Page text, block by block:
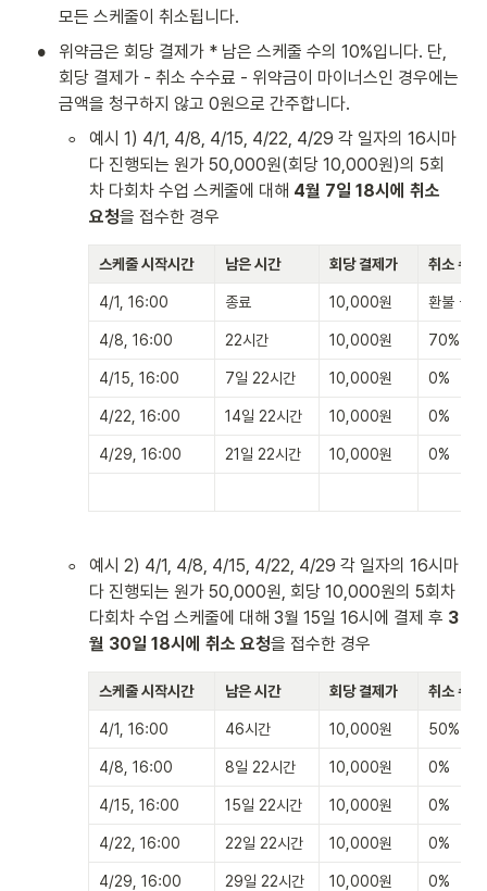
모든 스케줄이 취소됩니다.
•
위약금은 회당 결제가 * 남은 스케줄 수의 10%입니다. 단,
회당 결제가 - 취소 수수료 - 위약금이 마이너스인 경우에는
금액을 청구하지 않고 0원으로 간주합니다.
◦
예시 1) 4/1, 4/8, 4/15, 4/22, 4/29 각 일자의 16시마
다 진행되는 원가 50,000원(회당 10,000원)의 5회
차 다회차 수업 스케줄에 대해 4월 7일 18시에 취소
요청을 접수한 경우
스케줄 시작시간 남은 시간 회당 결제가 취소 수수
4/1, 16:00 종료 10,000원 환불 불가
4/8, 16:00 22시간 10,000원 70%
4/15, 16:00 7일 22시간 10,000원 0%
4/22, 16:00 14일 22시간 10,000원 0%
4/29, 16:00 21일 22시간 10,000원 0%
◦
예시 2) 4/1, 4/8, 4/15, 4/22, 4/29 각 일자의 16시마
다 진행되는 원가 50,000원, 회당 10,000원의 5회차
다회차 수업 스케줄에 대해 3월 15일 16시에 결제 후 3
월 30일 18시에 취소 요청을 접수한 경우
스케줄 시작시간 남은 시간 회당 결제가 취소 수수
4/1, 16:00 46시간 10,000원 50%
4/8, 16:00 8일 22시간 10,000원 0%
4/15, 16:00 15일 22시간 10,000원 0%
4/22, 16:00 22일 22시간 10,000원 0%
4/29, 16:00 29일 22시간 10,000원 0%